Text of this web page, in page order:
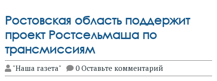
Ростовская область поддержит
проект Ростсельмаша по
трансмиссиям
"Наша газета" 0 Оставьте комментарий